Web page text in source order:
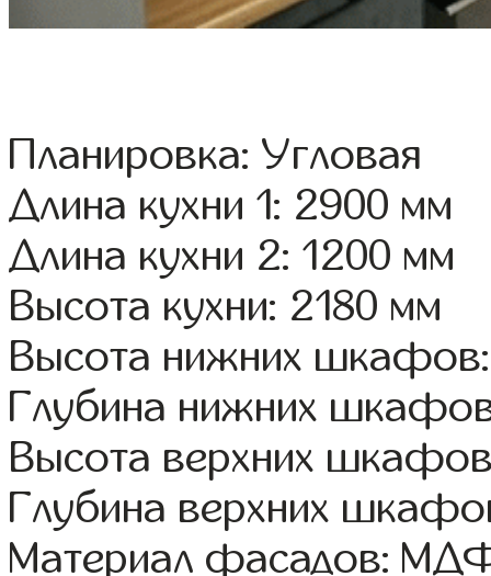
Планировка: Угловая
Длина кухни 1: 2900 мм
Длина кухни 2: 1200 мм
Высота кухни: 2180 мм
Высота нижних
Глубина нижних
Высота верхних
Глубина верхних
Материал фасадов: